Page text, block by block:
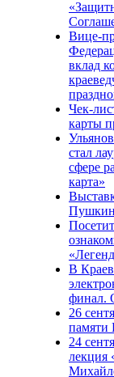
Вице-
вклад
Чек-
карты
стал
сфере
карта»
В
финал.
26
памяти
24
лекция